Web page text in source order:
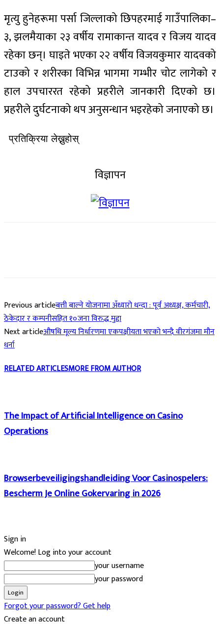
मृत्यु हुनेहरूमा पर्सा जिल्लाको छिपहरमाई गाउँपालिका–
३, झलमैयाका २३ वर्षीय रामाकान्त यादव र विजय यादव
रहेका छन्। घाइते भएका २२ वर्षीय विजयकुमार यादवको
टाउको र शरीरका विभिन्न भागमा गम्भीर चोट लागेको र
हाल उपचाररत रहेको प्रहरीले जानकारी दिएको छ।
प्रहरीले दुर्घटनाको थप अनुसन्धान भइरहेको जनाएको छ।
प्रतिक्रिया लेख्नुहोस्
विज्ञापन
Previous articleबत्ती बाल्ने योजनामा अँध्यारो धन्दा : पूर्व अध्यक्ष, कर्मचारी,
ठेकेदार र कम्पनीसहित १०जना विरुद्ध मुद्दा
Next articleऔषधि मूल्य निर्धारणमा एकपक्षीयता भएको भन्दै वीरगंजमा मौन
धर्ना
RELATED ARTICLESMORE FROM AUTHOR
The Impact of Artificial Intelligence on Casino
Operations
Browserbeveiligingshandleiding Voor Casinospelers:
Bescherm Je Online Gokervaring in 2026
Sign in
Welcome! Log into your account
your username
your password
Forgot your password? Get help
Create an account